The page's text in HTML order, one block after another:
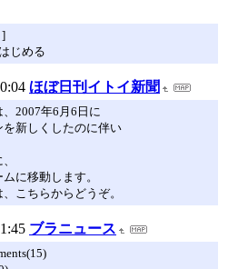
]
じめる
ほぼ日刊イトイ新聞
2007年6月6日に
新しくしたのに伴い
に移動します。
こちらからどうぞ。
ブラニュース